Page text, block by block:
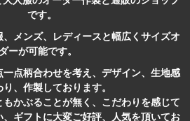
です。
メンズ、レディースと幅広くサイズオ
ーが可能です。
点柄合わせを考え、デザイン、生地感
、作製しております。
かぶることが無く、こだわりを感じて
ギフトに大変ご好評、人気を頂いてお